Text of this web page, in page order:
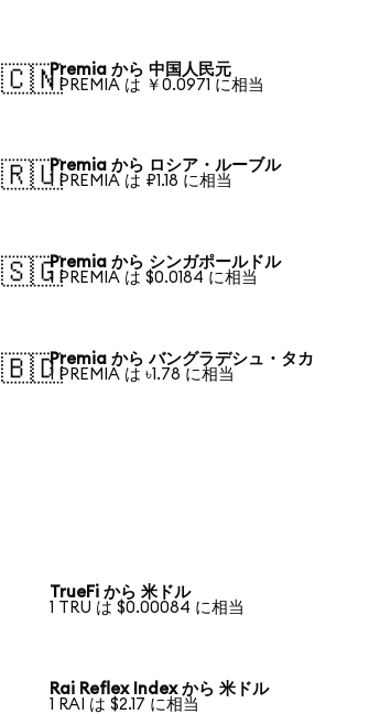
🇨🇳Premia から 中国人民元
1 PREMIA は ￥0.0971 に相当
🇷🇺Premia から ロシア・ルーブル
1 PREMIA は ₽1.18 に相当
🇸🇬Premia から シンガポールドル
1 PREMIA は $0.0184 に相当
🇧🇩Premia から バングラデシュ・タカ
1 PREMIA は ৳1.78 に相当
TrueFi から 米ドル
1 TRU は $0.00084 に相当
Rai Reflex Index から 米ドル
1 RAI は $2.17 に相当